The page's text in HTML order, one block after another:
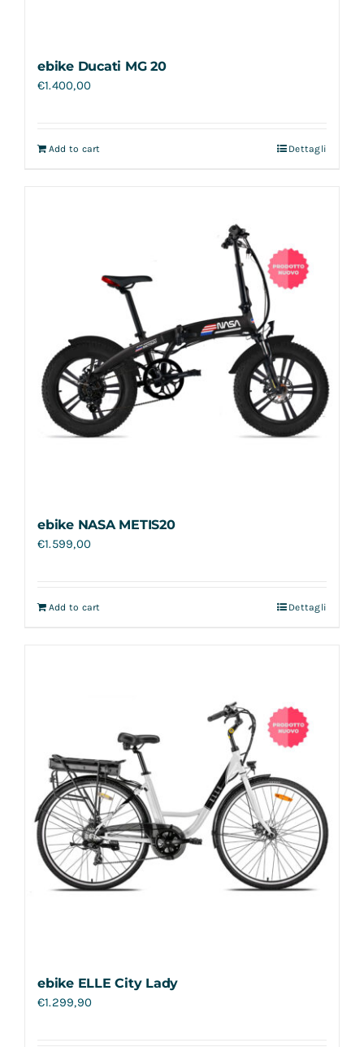
ebike Ducati MG 20
€1.400,00
Add to cart Dettagli
ebike NASA METIS20
€1.599,00
Add to cart Dettagli
ebike ELLE City Lady
€1.299,90